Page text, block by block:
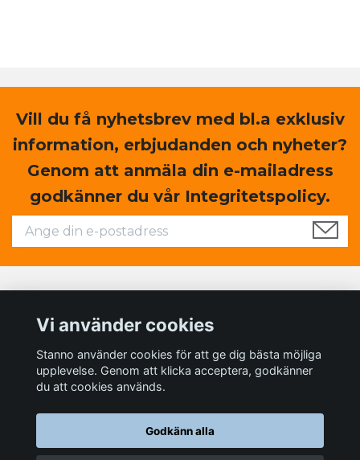
Vill du få nyhetsbrev med bl.a exklusiv
information, erbjudanden och nyheter?
Genom att anmäla din e-mailadress
godkänner du vår Integritetspolicy.
Sociala medier
Vi använder cookies
Stanno använder cookies för att ge dig bästa möjliga
upplevelse. Genom att klicka acceptera, godkänner
du att cookies används.
Godkänn alla